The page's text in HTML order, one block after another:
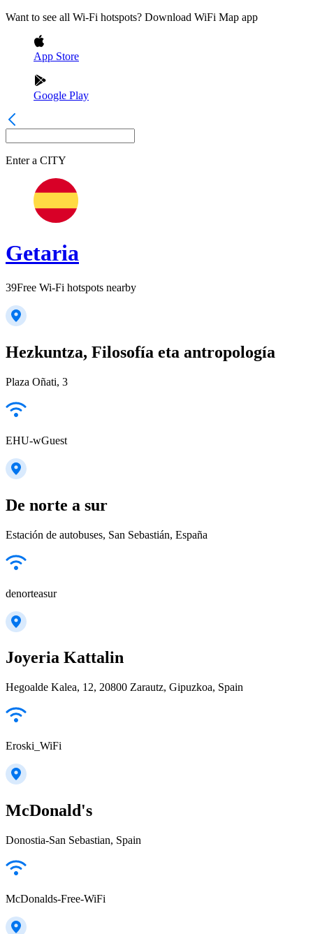
Want to see all Wi-Fi hotspots? Download WiFi Map app
App Store
Google Play
Enter a CITY
Getaria
39Free Wi-Fi hotspots nearby
Hezkuntza, Filosofía eta antropología
Plaza Oñati, 3
EHU-wGuest
De norte a sur
Estación de autobuses, San Sebastián, España
denorteasur
Joyeria Kattalin
Hegoalde Kalea, 12, 20800 Zarautz, Gipuzkoa, Spain
Eroski_WiFi
McDonald's
Donostia-San Sebastian, Spain
McDonalds-Free-WiFi